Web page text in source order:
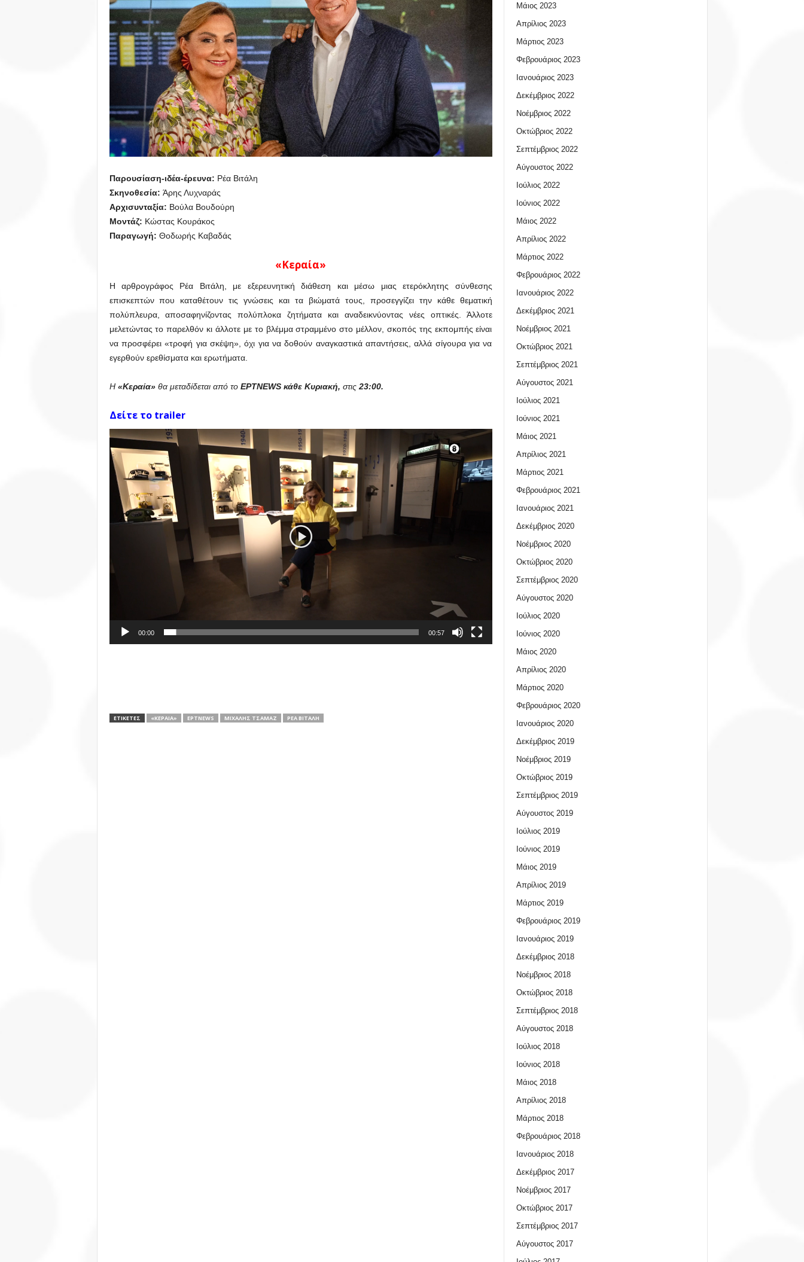
Παρουσίαση-ιδέα-έρευνα: Ρέα Βιτάλη
Σκηνοθεσία: Άρης Λυχναράς
Αρχισυνταξία: Βούλα Βουδούρη
Μοντάζ: Κώστας Κουράκος
Παραγωγή: Θοδωρής Καβαδάς
«Κεραία»
Η αρθρογράφος Ρέα Βιτάλη, με εξερευνητική διάθεση και μέσω μιας ετερόκλητης σύνθεσης
επισκεπτών που καταθέτουν τις γνώσεις και τα βιώματά τους, προσεγγίζει την κάθε θεματική
πολύπλευρα, αποσαφηνίζοντας πολύπλοκα ζητήματα και αναδεικνύοντας νέες οπτικές. Άλλοτε
μελετώντας το παρελθόν κι άλλοτε με το βλέμμα στραμμένο στο μέλλον, σκοπός της εκπομπής είναι
να προσφέρει «τροφή για σκέψη», όχι για να δοθούν αναγκαστικά απαντήσεις, αλλά σίγουρα για να
εγερθούν ερεθίσματα και ερωτήματα.
Η«Κεραία»θα μεταδίδεται από το ΕΡΤNEWS κάθε Κυριακή, στις23:00.
Δείτε το trailer
Πρόγραμμα
Αναπαραγωγής
Βίντεο
00:00 00:57
ΕΤΙΚΕΤΕΣ «ΚΕΡΑΊΑ» ΕΡΤNEWS ΜΙΧΆΛΗΣ ΤΣΑΜΆΖ ΡΈΑ ΒΙΤΆΛΗ
Μάιος 2023
Απρίλιος 2023
Μάρτιος 2023
Φεβρουάριος 2023
Ιανουάριος 2023
Δεκέμβριος 2022
Νοέμβριος 2022
Οκτώβριος 2022
Σεπτέμβριος 2022
Αύγουστος 2022
Ιούλιος 2022
Ιούνιος 2022
Μάιος 2022
Απρίλιος 2022
Μάρτιος 2022
Φεβρουάριος 2022
Ιανουάριος 2022
Δεκέμβριος 2021
Νοέμβριος 2021
Οκτώβριος 2021
Σεπτέμβριος 2021
Αύγουστος 2021
Ιούλιος 2021
Ιούνιος 2021
Μάιος 2021
Απρίλιος 2021
Μάρτιος 2021
Φεβρουάριος 2021
Ιανουάριος 2021
Δεκέμβριος 2020
Νοέμβριος 2020
Οκτώβριος 2020
Σεπτέμβριος 2020
Αύγουστος 2020
Ιούλιος 2020
Ιούνιος 2020
Μάιος 2020
Απρίλιος 2020
Μάρτιος 2020
Φεβρουάριος 2020
Ιανουάριος 2020
Δεκέμβριος 2019
Νοέμβριος 2019
Οκτώβριος 2019
Σεπτέμβριος 2019
Αύγουστος 2019
Ιούλιος 2019
Ιούνιος 2019
Μάιος 2019
Απρίλιος 2019
Μάρτιος 2019
Φεβρουάριος 2019
Ιανουάριος 2019
Δεκέμβριος 2018
Νοέμβριος 2018
Οκτώβριος 2018
Σεπτέμβριος 2018
Αύγουστος 2018
Ιούλιος 2018
Ιούνιος 2018
Μάιος 2018
Απρίλιος 2018
Μάρτιος 2018
Φεβρουάριος 2018
Ιανουάριος 2018
Δεκέμβριος 2017
Νοέμβριος 2017
Οκτώβριος 2017
Σεπτέμβριος 2017
Αύγουστος 2017